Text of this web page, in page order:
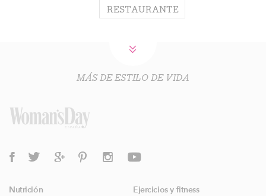
RESTAURANTE
MÁS DE ESTILO DE VIDA
Nutrición
Ejercicios y fitness